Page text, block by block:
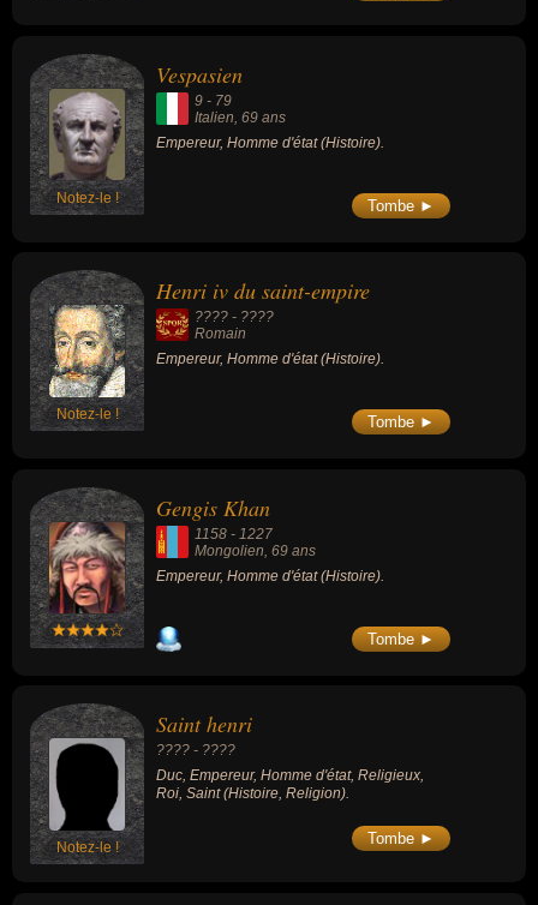
Notez-le !
Vespasien
9 - 79
Italien , 69 ans
Empereur, Homme d'état (Histoire).
Tombe ►
Notez-le !
Henri iv du saint-empire
???? - ????
Romain
Empereur, Homme d'état (Histoire).
Tombe ►
Gengis Khan
1158 - 1227
Mongolien , 69 ans
Empereur, Homme d'état (Histoire).
Tombe ►
Notez-le !
Saint henri
???? - ????
Duc, Empereur, Homme d'état, Religieux,
Roi, Saint (Histoire, Religion).
Tombe ►